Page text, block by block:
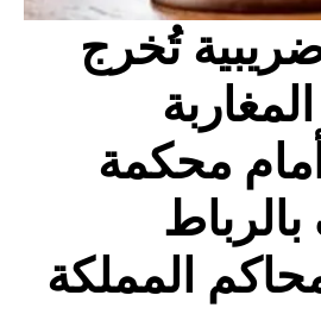
تُخرج
محكمة
بالرباط
المملكة